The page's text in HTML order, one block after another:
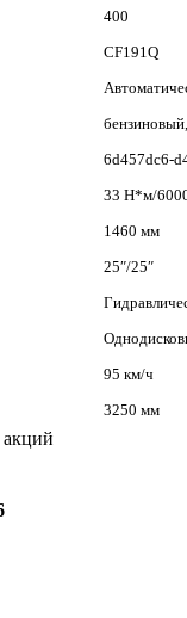
400
CF191Q
6d457dc6-
33 H*м/
1460 мм
25″/25″
95 км/ч
3250 мм